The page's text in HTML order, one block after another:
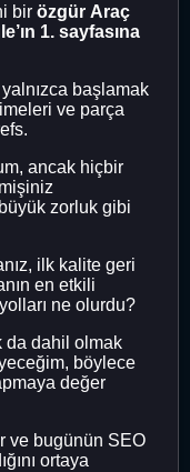
bir özgür Araç
1. sayfasına
başlamak
ve parça
ancak hiçbir
zorluk gibi
ilk kalite geri
en etkili
ne olurdu?
da dahil olmak
böylece
değer
ve bugünün SEO
ortaya